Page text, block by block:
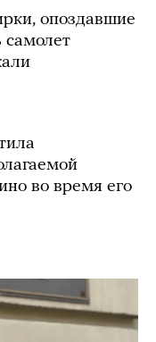
опоздавшие
самолет
во время его